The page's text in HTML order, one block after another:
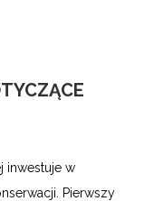
inwestuje w
Pierwszy